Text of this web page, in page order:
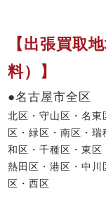
【出張買取
料）】
●名古屋市全区
北区・守山区・名東
区・緑区・南区・瑞
和区・千種区・東区
熱田区・港区・中川
区・西区